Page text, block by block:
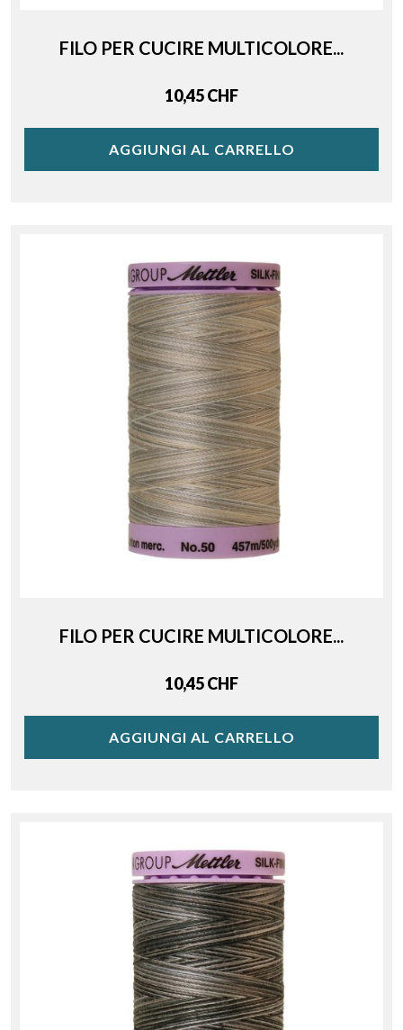
FILO PER CUCIRE MULTICOLORE...
Price
10,45 CHF
AGGIUNGI AL CARRELLO
FILO PER CUCIRE MULTICOLORE...
Price
10,45 CHF
AGGIUNGI AL CARRELLO